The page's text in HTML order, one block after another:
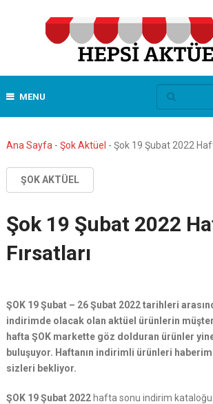
MENU
Ana Sayfa - Şok Aktüel - Şok 19 Şubat 2022
ŞOK AKTÜEL
Şok 19 Şubat 2022
Fırsatları
ŞOK 19 Şubat – 26 Şubat 2022 tarihleri
indirimde olacak olan aktüel ürünlerin
hafta ŞOK markette göz dolduran ürünler
buluşuyor. Haftanın indirimli ürünleri
sizleri bekliyor.
ŞOK 19 Şubat 2022hafta sonu indirim